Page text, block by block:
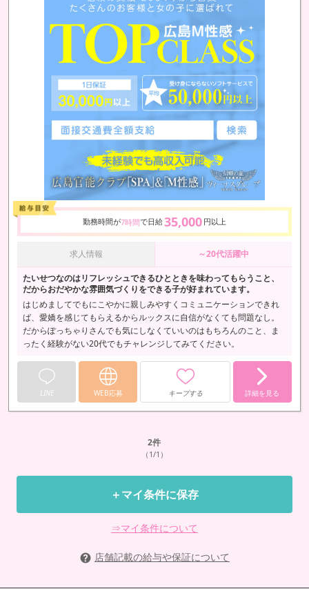
勤務時間が7時間で日給35,000 円以上
求人情報 ～20代活躍中
たいせつなのはリフレッシュできるひとときを味わってもらうこと、
だからおだやかな雰囲気づくりをできる子が好まれています。
はじめましてでもにこやかに親しみやすくコミュニケーションできれ
ば、愛嬌を感じてもらえるからルックスに自信がなくても問題なし。
だからぽっちゃりさんでも気にしなくていいのはもちろんのこと、ま
ったく経験がない20代でもチャレンジしてみてください。
LINE WEB応募 キープする 詳細を見る
2件
（1/1）
＋マイ条件に保存
⇒マイ条件について
店舗記載の給与や保証について